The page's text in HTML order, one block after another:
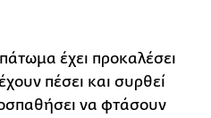
έχει προκαλέσει
πέσει και συρθεί
να φτάσουν